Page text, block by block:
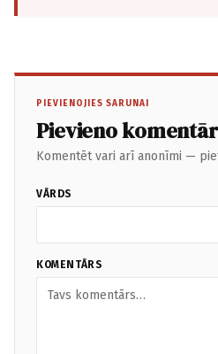
PIEVIENOJIES SARUNAI
Pievieno
Komentēt vari arī anonīmi —
VĀRDS
KOMENTĀRS